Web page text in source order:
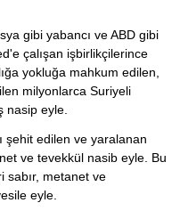
gibi yabancı ve ABD gibi
çalışan işbirlikçilerince
yokluğa mahkum edilen,
milyonlarca Suriyeli
nasip eyle.
şehit edilen ve yaralanan
ve tevekkül nasib eyle. Bu
sabır, metanet ve
eyle.